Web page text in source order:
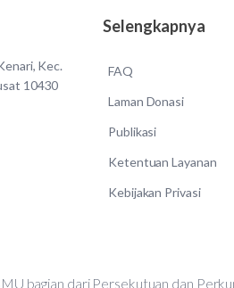
Kec.
10430
Selengkapnya
FAQ
Laman Donasi
Publikasi
Ketentuan Layanan
Kebijakan Privasi
bagian dari Persekutuan dan